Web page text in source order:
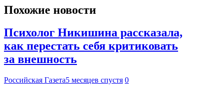
Похожие новости
Психолог Никишина рассказала,
как перестать себя критиковать
за внешность
Российская Газета5 месяцев спустя 0